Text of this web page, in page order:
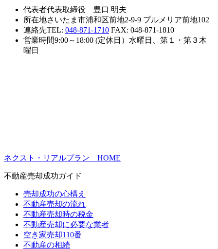
代表者代表取締役 豊口 明夫
所在地さいたま市浦和区前地2-9-9 プルメリア前地102
連絡先TEL: 048-871-1710 FAX: 048-871-1810
営業時間9:00～18:00 (定休日）水曜日、第１・第３木
曜日
ネクスト・リアルプラン HOME
不動産売却成功ガイド
売却成功の心構え
不動産売却の流れ
不動産売却時の税金
不動産売却に必要な業者
空き家売却110番
不動産の相続